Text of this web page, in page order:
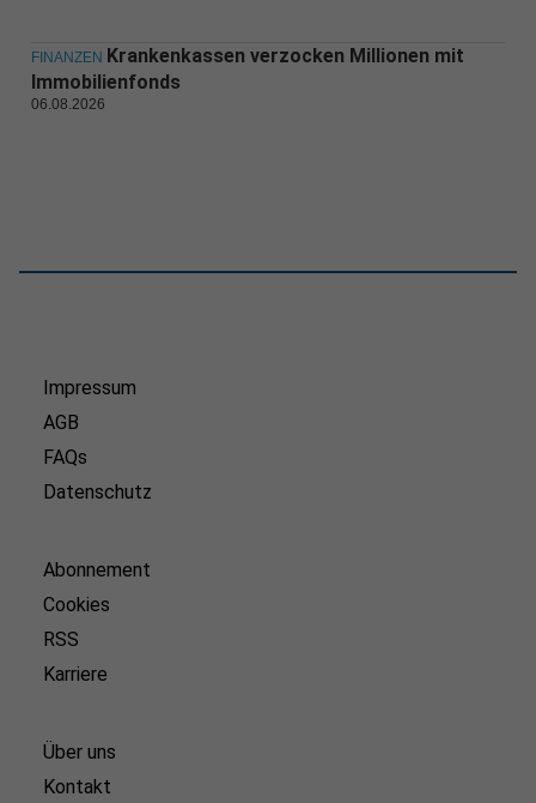
FINANZEN Krankenkassen verzocken Millionen mit
Immobilienfonds
06.08.2026
Impressum
AGB
FAQs
Datenschutz
Abonnement
Cookies
RSS
Karriere
Über uns
Kontakt